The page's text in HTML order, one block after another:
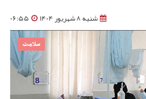
شنبه 8 شهریور 1404 06:55
سلامت